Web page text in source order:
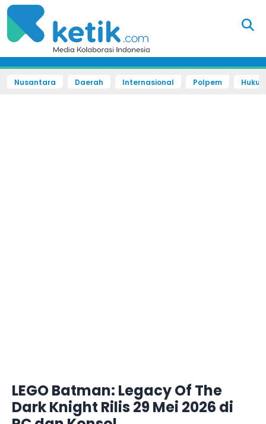
Nusantara Daerah Internasional Polpem
LEGO Batman: Legacy Of The
Dark Knight Rilis 29 Mei 2026 di